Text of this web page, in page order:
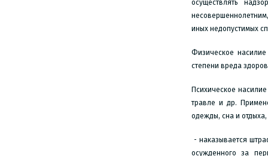
осуществлять
иных недопустимых
Физическое
степени вреда
Психическое
травле и др.
одежды, сна и
- наказывается
осужденного за